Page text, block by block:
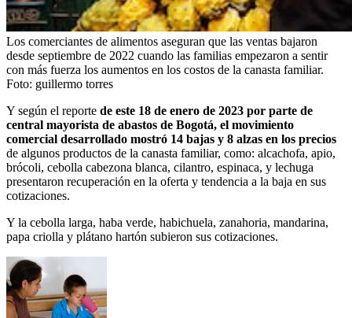
Los comerciantes de alimentos aseguran que las ventas bajaron
desde septiembre de 2022 cuando las familias empezaron a sentir
con más fuerza los aumentos en los costos de la canasta familiar.
Foto: guillermo torres
Y según el reporte de este 18 de enero de 2023 por parte de
central mayorista de abastos de Bogotá, el movimiento
comercial desarrollado mostró 14 bajas y 8 alzas en los precios
de algunos productos de la canasta familiar, como: alcachofa, apio,
brócoli, cebolla cabezona blanca, cilantro, espinaca, y lechuga
presentaron recuperación en la oferta y tendencia a la baja en sus
cotizaciones.
Y la cebolla larga, haba verde, habichuela, zanahoria, mandarina,
papa criolla y plátano hartón subieron sus cotizaciones.